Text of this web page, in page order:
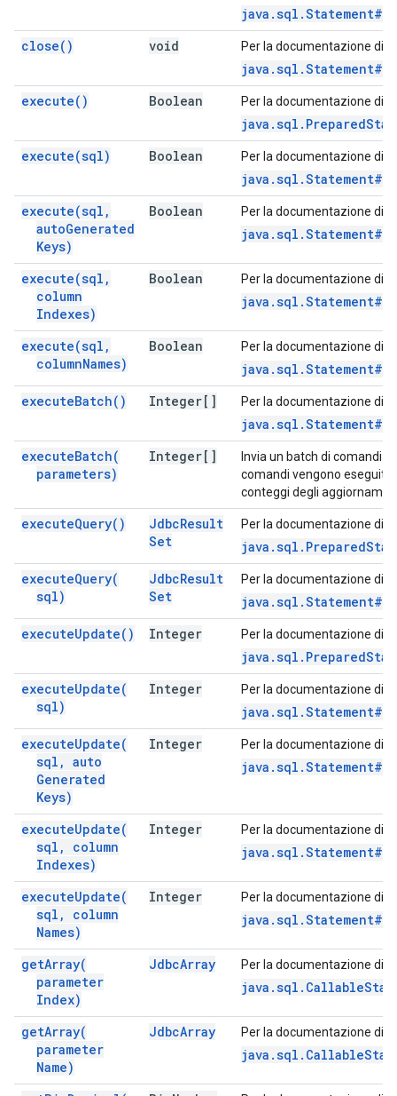
close( ) void Per la documentazione di
execute( ) Boolean Per la documentazione di
execute(sql) Boolean Per la documentazione di
execute(sql ,
autoGenerated
Keys)
Boolean Per la documentazione di
execute(sql ,
column
Indexes)
Boolean Per la documentazione di
execute(sql ,
columnNames)
Boolean Per la documentazione di
executeBatch( ) Integer[] Per la documentazione di
executeBatch(
parameters)
Integer[]
Invia un batch di comandi
comandi vengono eseguiti
conteggi degli
executeQuery( ) JdbcResult
Set
Per la documentazione di
executeQuery(
sql)
JdbcResult
Set
Per la documentazione di
executeUpdate( ) Integer Per la documentazione di
executeUpdate(
sql)
Integer Per la documentazione di
executeUpdate(
sql , auto
Generated
Keys)
Integer Per la documentazione di
executeUpdate(
sql ,
column
Indexes)
Integer Per la documentazione di
executeUpdate(
sql ,
column
Names)
Integer Per la documentazione di
getArray(
parameter
Index)
JdbcArray Per la documentazione di
getArray(
parameter
Name)
JdbcArray Per la documentazione di